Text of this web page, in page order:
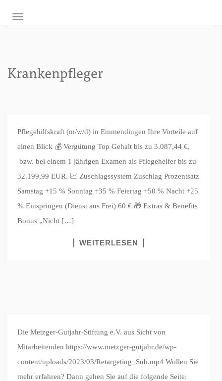
NAVIGATION UMSCHALTEN
Krankenpfleger
Pflegehilfskraft (m/w/d) in Emmendingen Ihre Vorteile auf
einen Blick 💰 Vergütung Top Gehalt bis zu 3.087,44 €,
bzw. bei einem 1 jährigen Examen als Pflegehelfer bis zu
32.199,99 EUR. 📈 Zuschlagssystem Zuschlag Prozentsatz
Samstag +15 % Sonntag +35 % Feiertag +50 % Nacht +25
% Einspringen (Dienst aus Frei) 60 € 🎁 Extras & Benefits
Bonus „Nicht […]
WEITERLESEN
Die Metzger-Gutjahr-Stiftung e.V. aus Sicht von
Mitarbeitenden https://www.metzger-gutjahr.de/wp-
content/uploads/2023/03/Retargeting_Sub.mp4 Wollen Sie
mehr erfahren? Dann gehen Sie auf die folgende Seite: